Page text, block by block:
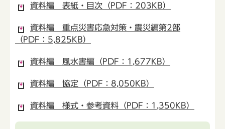
資料編 表紙・目次（PDF：203KB）
資料編 重点災害応急対策・震災編第2部
（PDF：5,825KB）
資料編 風水害編（PDF：1,677KB）
資料編 協定（PDF：8,050KB）
資料編 様式・参考資料（PDF：1,350KB）